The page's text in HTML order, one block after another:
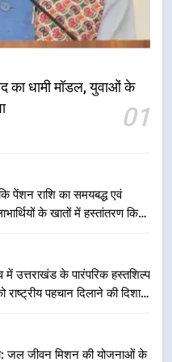
का धामी मॉडल, युवाओं के
01
पेंशन राशि का समयबद्ध एवं
के खातों में हस्तांतरण किया
में उत्तराखंड के पारंपरिक हस्तशिल्प
पहचान दिलाने की दिशा में
जल जीवन मिशन की योजनाओं के
बैठक में 25 विकास प्रस्तावों
देहरादून-मसूरी के
दिशा
ने कहा कि पेंशन राशि का